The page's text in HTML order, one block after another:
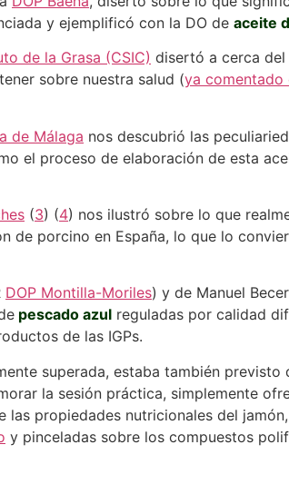
y ejemplificó con la DO de aceite
de la Grasa (CSIC) disertó a cerca
sobre nuestra salud (ya comentado
de Málaga nos descubrió las
el proceso de elaboración de esta
(3) (4) nos ilustró sobre lo que
de porcino en España, lo que lo
DOP Montilla-Moriles) y de Manuel
pescado azul reguladas por calidad
de las IGPs.
superada, estaba también
la sesión práctica, simplemente
propiedades nutricionales del
y pinceladas sobre los compuestos